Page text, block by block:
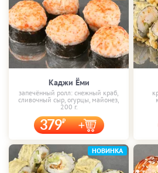
Каджи Ёми
запечённый ролл: снежный краб,
сливочный сыр, огурцы, майонез,
200 г.
379
НОВИНКА